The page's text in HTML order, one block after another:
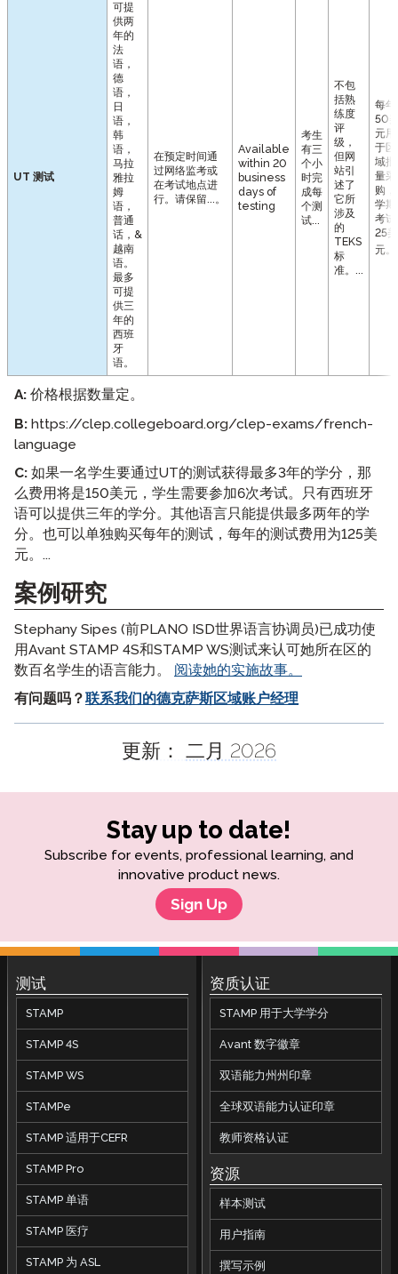
UT 测试
可提
供两
年的
法
语，
德
语，
日
语，
韩
语，
马拉
雅拉
姆
语，
普通
话，&
越南
语。
最多
可提
供三
年的
西班
牙
语。
在预定时间通
过网络监考或
在考试地点进
行。请保留...。
Available
within 20
business
days of
testing
考生
有三
个小
时完
成每
个测
试...
不包
括熟
练度
评
级，
但网
站引
述了
它所
涉及
的
TEKS
标
准。...
每年
50
元用
于区
域批
量采
购，
学期
考试
25美
元。
A: 价格根据数量定。
B: https://clep.collegeboard.org/clep-exams/french-
language
C: 如果一名学生要通过UT的测试获得最多3年的学分，那
么费用将是150美元，学生需要参加6次考试。只有西班牙
语可以提供三年的学分。其他语言只能提供最多两年的学
分。也可以单独购买每年的测试，每年的测试费用为125美
元。...
案例研究
Stephany Sipes (前PLANO ISD世界语言协调员)已成功使
用Avant STAMP 4S和STAMP WS测试来认可她所在区的
数百名学生的语言能力。 阅读她的实施故事。
有问题吗？联系我们的德克萨斯区域账户经理
更新： 二月 2026
Stay up to date!
Subscribe for events, professional learning, and
innovative product news.
Sign Up
测试
STAMP
STAMP 4S
STAMP WS
STAMPe
STAMP 适用于CEFR
STAMP Pro
STAMP 单语
STAMP 医疗
STAMP 为 ASL
资质认证
STAMP 用于大学学分
Avant 数字徽章
双语能力州州印章
全球双语能力认证印章
教师资格认证
资源
样本测试
用户指南
撰写示例